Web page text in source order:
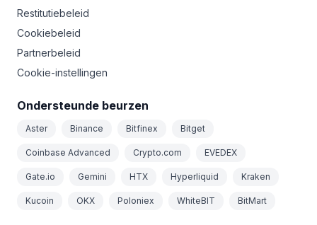
Restitutiebeleid
Cookiebeleid
Partnerbeleid
Cookie-instellingen
Ondersteunde beurzen
Aster Binance Bitfinex Bitget
Coinbase Advanced Crypto.com EVEDEX
Gate.io Gemini HTX Hyperliquid Kraken
Kucoin OKX Poloniex WhiteBIT BitMart